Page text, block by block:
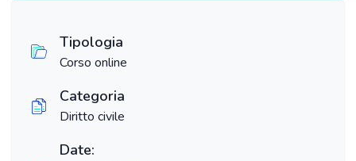
Tipologia
Corso online
Categoria
Diritto civile
Date: